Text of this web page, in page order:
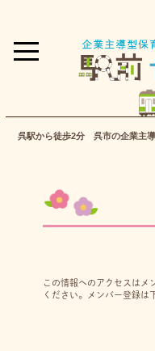
呉駅から徒歩2分 呉市の企業主
この情報へのアクセスはメ
ください。メンバー登録は